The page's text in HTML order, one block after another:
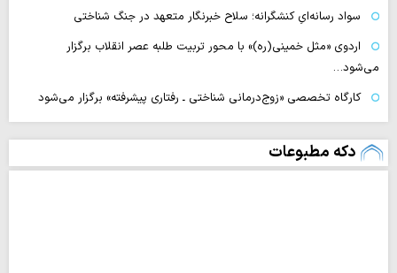
سواد رسانه‌ایِ کنشگرانه؛ سلاح خبرنگار متعهد در جنگ شناختی
اردوی «مثل خمینی(ره)» با محور تربیت طلبه عصر انقلاب برگزار
می‌شود…
کارگاه تخصصی «زوج‌درمانی شناختی ـ رفتاری پیشرفته» برگزار می‌شود
دکه مطبوعات